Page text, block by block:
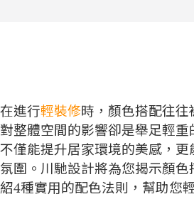
在進行輕裝修時，顏色搭配往
對整體空間的影響卻是舉足輕
不僅能提升居家環境的美感，
氛圍。川馳設計將為您揭示顏
紹4種實用的配色法則，幫助您